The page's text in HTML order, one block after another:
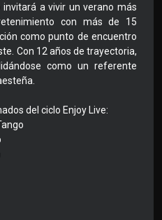
invitará a vivir un verano más
con más de 15
como punto de encuentro
Con 12 años de trayectoria,
como un referente
del ciclo Enjoy Live: